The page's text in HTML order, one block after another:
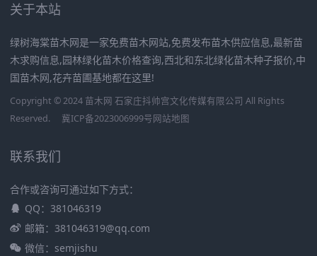
关于本站
绿树海棠苗木网是一家免费苗木网站,免费发布苗木供应信息,最新苗
木求购信息,园林绿化苗木价格查询,西北和东北绿化苗木种子报价,中
国苗木网,花卉苗圃基地都在这里!
Copyright © 2024 苗木网 石家庄抖帅宫文化传媒有限公司 All Rights
Reserved.
冀ICP备2023006999号网站地图
联系我们
合作或咨询可通过如下方式：
QQ：381046319
邮箱：381046319@qq.com
微信：semjishu